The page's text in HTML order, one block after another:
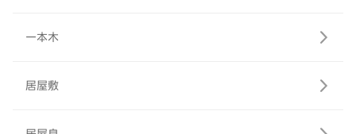
一本木
居屋敷